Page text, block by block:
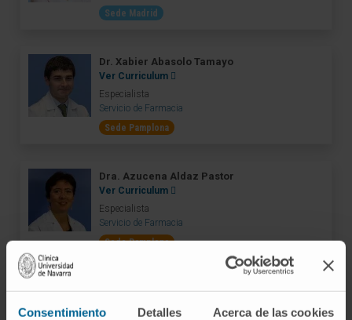
Consentimiento Detalles Acerca de las cookies
Sede Madrid
Dr. Xabier Abasolo Tamayo
Ver Curriculum
Especialista
Servicio de Farmacia
Sede Pamplona
Dra. Azucena Aldaz Pastor
Ver Curriculum
Especialista
Servicio de Farmacia
Sede Pamplona
Dra. Irene Aquerreta González
Ver Curriculum